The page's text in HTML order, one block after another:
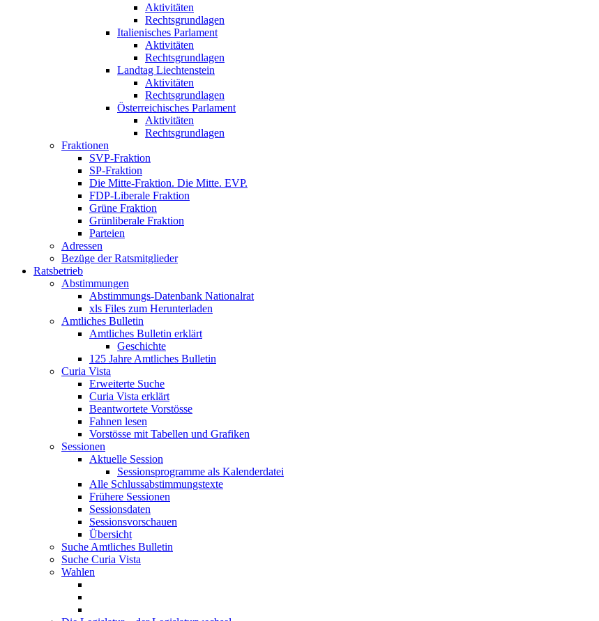
Aktivitäten
Rechtsgrundlagen
Italienisches Parlament
Aktivitäten
Rechtsgrundlagen
Landtag Liechtenstein
Aktivitäten
Rechtsgrundlagen
Österreichisches Parlament
Aktivitäten
Rechtsgrundlagen
Fraktionen
SVP-Fraktion
SP-Fraktion
Die Mitte-Fraktion. Die Mitte. EVP.
FDP-Liberale Fraktion
Grüne Fraktion
Grünliberale Fraktion
Parteien
Adressen
Bezüge der Ratsmitglieder
Ratsbetrieb
Abstimmungen
Abstimmungs-Datenbank Nationalrat
xls Files zum Herunterladen
Amtliches Bulletin
Amtliches Bulletin erklärt
Geschichte
125 Jahre Amtliches Bulletin
Curia Vista
Erweiterte Suche
Curia Vista erklärt
Beantwortete Vorstösse
Fahnen lesen
Vorstösse mit Tabellen und Grafiken
Sessionen
Aktuelle Session
Sessionsprogramme als Kalenderdatei
Alle Schlussabstimmungstexte
Frühere Sessionen
Sessionsdaten
Sessionsvorschauen
Übersicht
Suche Amtliches Bulletin
Suche Curia Vista
Wahlen